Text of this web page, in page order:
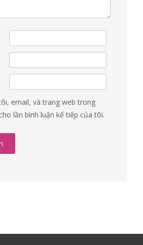
email, và trang web trong
lần bình luận kế tiếp của tôi.